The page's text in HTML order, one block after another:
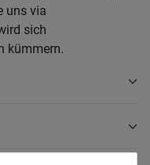
uns via
sich
kümmern.